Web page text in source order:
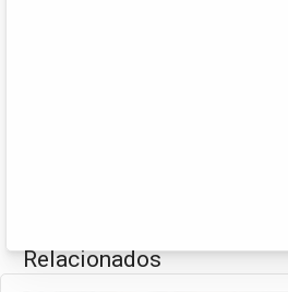
Relacionados